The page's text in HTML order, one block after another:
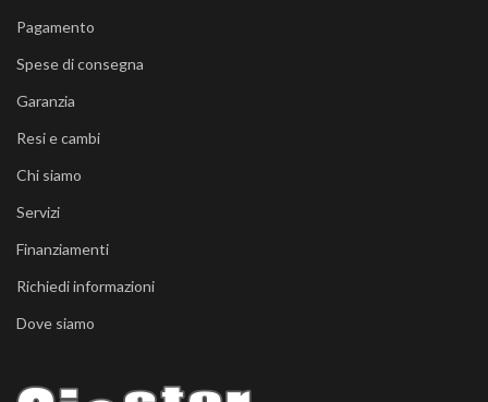
Pagamento
Spese di consegna
Garanzia
Resi e cambi
Chi siamo
Servizi
Finanziamenti
Richiedi informazioni
Dove siamo